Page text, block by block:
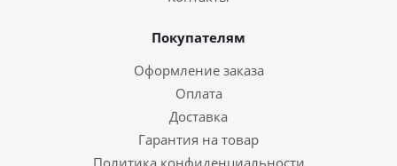
Покупателям
Оформление заказа
Оплата
Доставка
Гарантия на товар
Политика конфиденциальности